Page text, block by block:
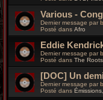
Various -
Dernier message par
Posté dans Afro
Eddie
Dernier message par
Posté dans The
[DOC] Un
Dernier message par
Posté dans